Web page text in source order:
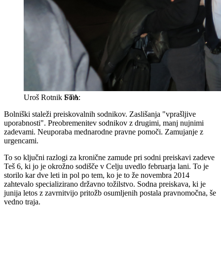
Uroš Rotnik STA
Bolniški staleži preiskovalnih sodnikov. Zaslišanja "vprašljive
uporabnosti". Preobremenitev sodnikov z drugimi, manj nujnimi
zadevami. Neuporaba mednarodne pravne pomoči. Zamujanje z
urgencami.
To so ključni razlogi za kronične zamude pri sodni preiskavi zadeve
Teš 6, ki jo je okrožno sodišče v Celju uvedlo februarja lani. To je
storilo kar dve leti in pol po tem, ko je to že novembra 2014
zahtevalo specializirano državno tožilstvo. Sodna preiskava, ki je
junija letos z zavrnitvijo pritožb osumljenih postala pravnomočna, še
vedno traja.